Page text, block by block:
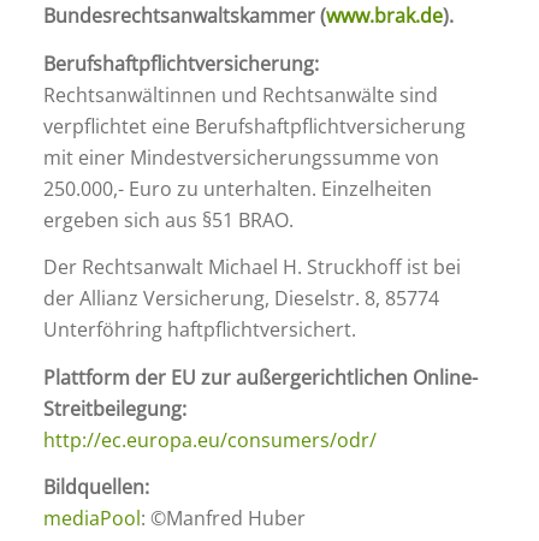
Bundesrechtsanwaltskammer (www.brak.de).
Berufshaftpflichtversicherung:
Rechtsanwältinnen und Rechtsanwälte sind
verpflichtet eine Berufshaftpflichtversicherung
mit einer Mindestversicherungssumme von
250.000,- Euro zu unterhalten. Einzelheiten
ergeben sich aus §51 BRAO.
Der Rechtsanwalt Michael H. Struckhoff ist bei
der Allianz Versicherung, Dieselstr. 8, 85774
Unterföhring haftpflichtversichert.
Plattform der EU zur außergerichtlichen Online-
Streitbeilegung:
http://ec.europa.eu/consumers/odr/
Bildquellen:
mediaPool: ©Manfred Huber